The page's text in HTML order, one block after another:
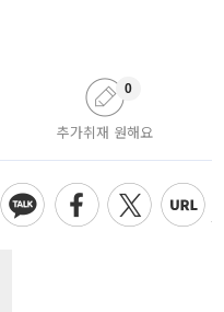
추가취재 원해요
0